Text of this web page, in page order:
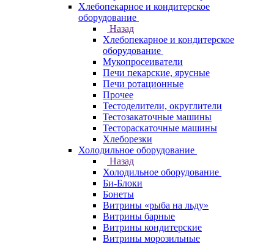
Хлебопекарное и кондитерское
оборудование
Назад
Хлебопекарное и кондитерское
оборудование
Мукопросеиватели
Печи пекарские, ярусные
Печи ротационные
Прочее
Тестоделители, округлители
Тестозакаточные машины
Тестораскаточные машины
Хлеборезки
Холодильное оборудование
Назад
Холодильное оборудование
Би-Блоки
Бонеты
Витрины «рыба на льду»
Витрины барные
Витрины кондитерские
Витрины морозильные